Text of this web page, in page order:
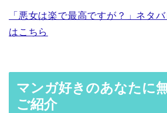
「悪女は楽で最高ですが？」ネタ
はこちら
マンガ好きのあなたに
ご紹介